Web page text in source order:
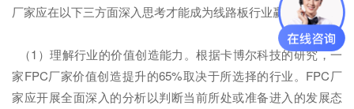
厂家应在以下三方面深入思考才能成为线路板行业赢家：
（1）理解行业的价值创造能力。根据卡博尔科技的研究，一
家FPC厂家价值创造提升的65%取决于所选择的行业。FPC厂
家应开展全面深入的分析以判断当前所处或准备进入的发展态